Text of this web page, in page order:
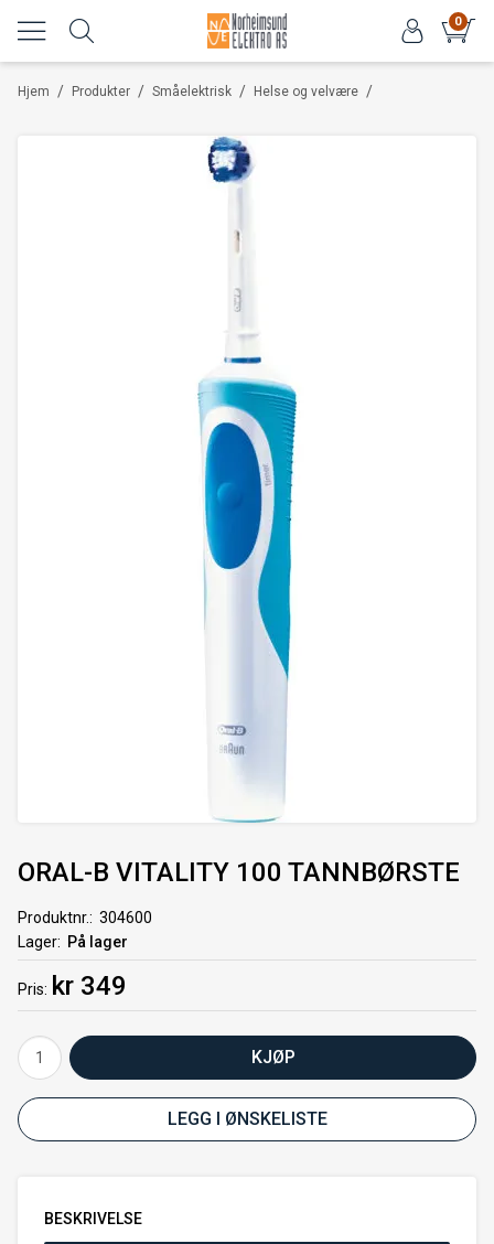
0
/
Hjem /
Produkter /
Småelektrisk /
Helse og velvære
ORAL-B VITALITY 100 TANNBØRSTE
Produktnr.
304600
Lager
På lager
Pris kr 349
KJØP
LEGG I ØNSKELISTE
BESKRIVELSE